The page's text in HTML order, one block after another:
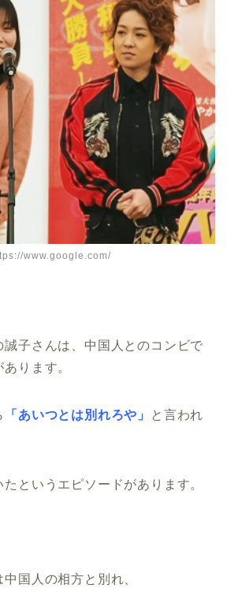
www.google.com/
誠子さんは、中国人とのコンビで
ります。
「あいつとは別れろや」
と言われ
というエピソードがあります。
国人の相方と別れ、